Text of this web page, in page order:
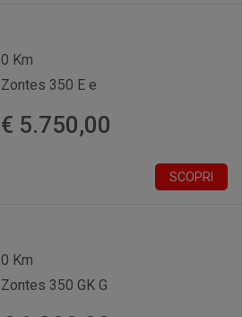
0 Km
Zontes 350 E e
€ 5.750,00
SCOPRI
0 Km
Zontes 350 GK G